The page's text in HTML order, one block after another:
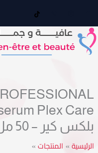
كير – 50 مل
المنتجات